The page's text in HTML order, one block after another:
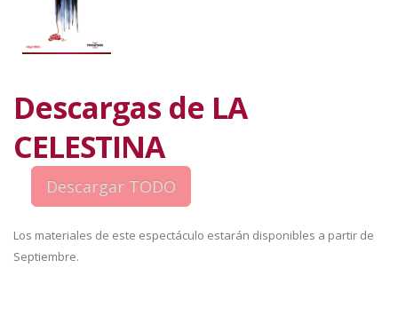
Descargas de LA
CELESTINA
Los materiales de este espectáculo estarán disponibles a partir de
Septiembre.